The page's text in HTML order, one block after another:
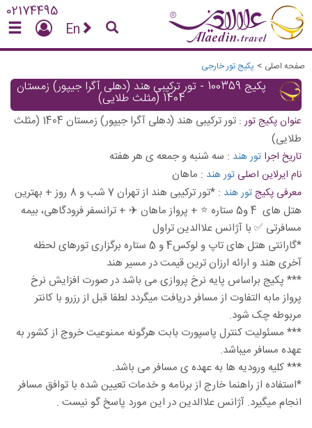
02174495
En
صفحه اصلی > پکیج تور خارجی
پکیج 100359 - تور ترکیبی هند (دهلی آگرا جیپور) زمستان
1404 (مثلث طلایی)
عنوان پکیج تور :
تور ترکیبی هند (دهلی آگرا جیپور) زمستان 1404 (مثلث
طلایی)
تاریخ اجرا تور هند : سه شنبه و جمعه ی هر هفته
نام ایرلاین اصلی تور هند : ماهان
معرفی پکیجتور هند :
*تور ترکیبی هند از تهران 7 شب و 8 روز + بهترین
هتل های 4 و5 ستاره ⭐️ + پرواز ماهان ✈️ + ترانسفر فرودگاهی، بیمه
مسافرتی ✅ با آژانس علاالدین تراول
*گارانتی هتل های تاپ و لوکس4 و 5 ستاره برگزاری تورهای لحظه
آخری هند و ارائه ارزان ترین قیمت در مسیر هند
*** پکیج براساس پایه نرخ پروازی می باشد در صورت افزایش نرخ
پرواز مابه التفاوت از مسافر دریافت میگردد لطفا قبل از رزرو با کانتر
مربوطه چک شود.
*** مسئولیت کنترل پاسپورت بابت هرگونه ممنوعیت خروج از کشور به
عهده مسافر میباشد.
*** کلیه ورودیه ها به عهده ی مسافر می باشد.
*استفاده از راهنما خارج از برنامه و خدمات تعیین شده با توافق مسافر
انجام میگیرد. آژانس علاالدین در این مورد پاسخ گو نیست .